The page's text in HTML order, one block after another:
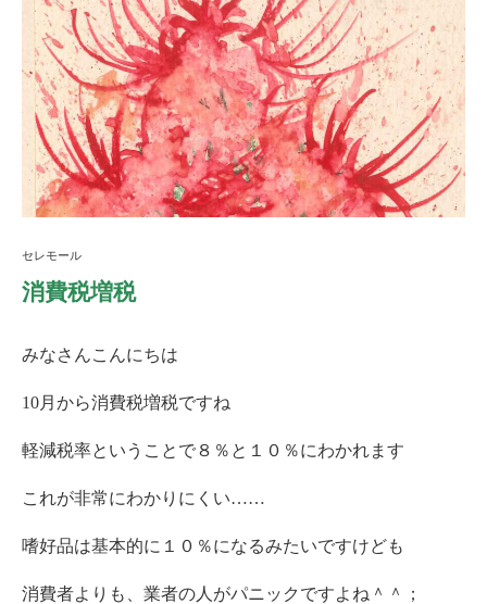
セレモール
消費税増税
みなさんこんにちは
10月から消費税増税ですね
軽減税率ということで８％と１０％にわかれます
これが非常にわかりにくい……
嗜好品は基本的に１０％になるみたいですけども
消費者よりも、業者の人がパニックですよね＾＾；